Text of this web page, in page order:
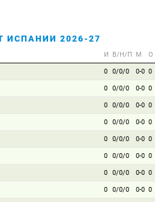
ИСПАНИИ 2026-27
И В/Н/П М О
0 0/0/0 0-0 0
0 0/0/0 0-0 0
0 0/0/0 0-0 0
0 0/0/0 0-0 0
0 0/0/0 0-0 0
0 0/0/0 0-0 0
0 0/0/0 0-0 0
0 0/0/0 0-0 0